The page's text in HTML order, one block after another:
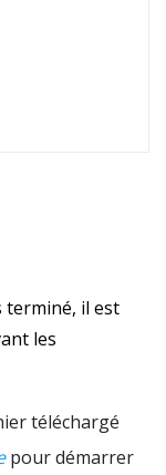
terminé, il est
les
téléchargé
pour démarrer